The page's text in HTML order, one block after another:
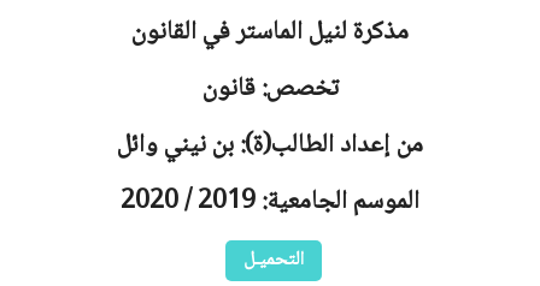
مذكرة لنيل الماستر في القانون
تخصص: قانون
من إعداد الطالب(ة): بن نيني وائل
الموسم الجامعية: 2019 / 2020
التحميـل